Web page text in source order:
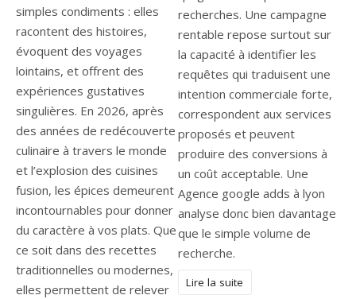
simples condiments : elles
racontent des histoires,
évoquent des voyages
lointains, et offrent des
expériences gustatives
singulières. En 2026, après
des années de redécouverte
culinaire à travers le monde
et l’explosion des cuisines
fusion, les épices demeurent
incontournables pour donner
du caractère à vos plats. Que
ce soit dans des recettes
traditionnelles ou modernes,
elles permettent de relever
recherches. Une campagne
rentable repose surtout sur
la capacité à identifier les
requêtes qui traduisent une
intention commerciale forte,
correspondent aux services
proposés et peuvent
produire des conversions à
un coût acceptable. Une
Agence google adds à lyon
analyse donc bien davantage
que le simple volume de
recherche.
Lire la suite